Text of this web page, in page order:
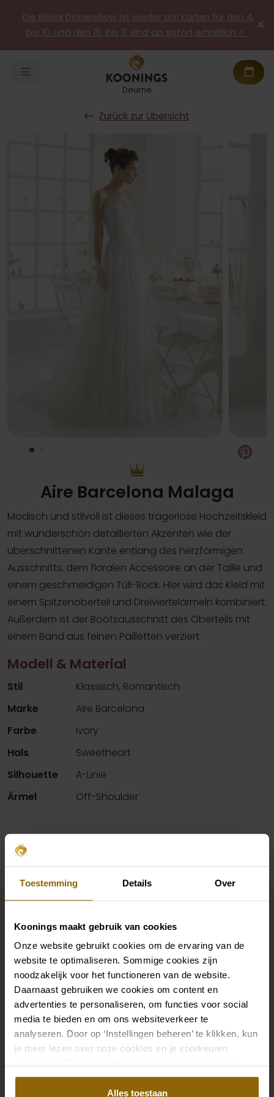
Toestemming Details Over
Koonings maakt gebruik van cookies
Onze website gebruikt cookies om de ervaring van de
website te optimaliseren. Sommige cookies zijn
noodzakelijk voor het functioneren van de website.
Daarnaast gebruiken we cookies om content en
advertenties te personaliseren, om functies voor social
media te bieden en om ons websiteverkeer te
analyseren. Door op ‘Instellingen beheren’ te klikken, kun
je meer lezen over onze cookies en je voorkeuren
akkoord met het gebruik van alle cookies.
Alles toestaan
Die Bridal Dinnershow ist wieder da! Karten für den 4.
bis 10. und den 15. bis 11. sind ab sofort erhältlich >
Deurne
Zurück zur Übersicht
Aire Barcelona Malaga
Modisch und stilvoll ist dieses trägerlose Hochzeitskleid
mit wunderschön detaillierten Akzenten wie der
überschnittenen Kante entlang des herzförmigen
Ausschnitts, dem floralen Accessoire an der Taille und
einem geschmeidigen Tüll-Rock. Hier wird das Kleid mit
einem Spitzenoberteil und Dreiviertelärmeln kombiniert.
Außerdem ist der Bootsausschnitt des Oberteils mit
einem Band aus feinen Pailletten verziert.
Modell & Material
Stil
Klassisch, Romantisch
Marke
Aire Barcelona
Farbe
Ivory
Hals
Sweetheart
Silhouette
A-Linie
Ärmel
Off-Shoulder
Verfügbarkeit pro Geschäft
Vervollständigen Sie Ihren
Brautlook
Die perfekten Brautschuhe unter deinem
Hochzeitskleid, aber auch Ketten, Armbänder und
Ohrringe, die genau zu deinem Brautkleid passen, oder
ein wunderschöner Schleier, Haarband oder
Haarnadel für deine Brautfrisur: Dein Brautlook ist erst
mit passenden Accessoires komplett. In unserem
großen Accessoire-Shop mit Accessoires für Braut